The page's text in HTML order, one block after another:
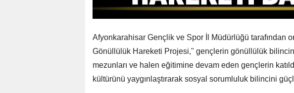
Afyonkarahisar Gençlik ve Spor İl Müdürlüğü tarafından
Gönüllülük Hareketi Projesi," gençlerin gönüllülük
mezunları ve halen eğitimine devam eden gençlerin
kültürünü yaygınlaştırarak sosyal sorumluluk bilincini